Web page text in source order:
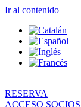
Ir al contenido
RESERVA
ACCESO SOCIOS